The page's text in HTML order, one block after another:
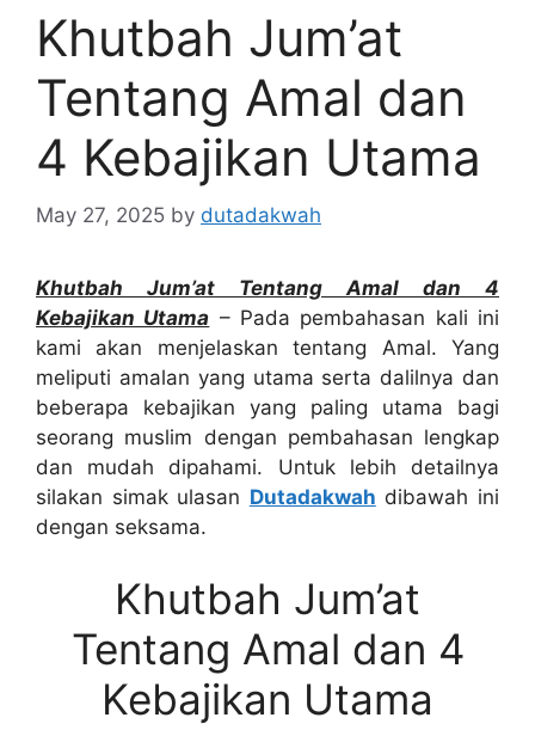
Khutbah Jum’at
Tentang Amal dan
4 Kebajikan Utama
May 27, 2025 by dutadakwah
Khutbah Jum’at Tentang Amal dan 4
Kebajikan Utama – Pada pembahasan kali ini
kami akan menjelaskan tentang Amal. Yang
meliputi amalan yang utama serta dalilnya dan
beberapa kebajikan yang paling utama bagi
seorang muslim dengan pembahasan lengkap
dan mudah dipahami. Untuk lebih detailnya
silakan simak ulasan Dutadakwah dibawah ini
dengan seksama.
Khutbah Jum’at
Tentang Amal dan 4
Kebajikan Utama